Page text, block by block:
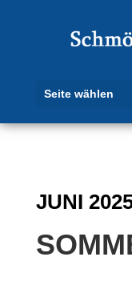
Seite wählen
JUNI